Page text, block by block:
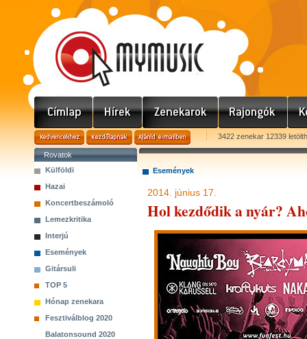
3422 zenekar 12339
Rovatok
Külföldi
Hazai
Koncertbeszámoló
Lemezkritika
Interjú
Események
Gitársuli
TOP 5
Hónap zenekara
Fesztiválblog 2020
Balatonsound 2020
Események
2014. június 17.
Hol kezdődik a nyár?